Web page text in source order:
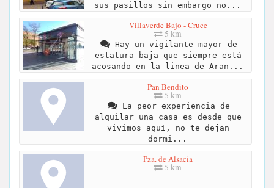
sus pasillos sin embargo no...
Villaverde Bajo - Cruce
5 km
Hay un vigilante mayor de
estatura baja que siempre está
acosando en la linea de Aran...
Pan Bendito
5 km
La peor experiencia de
alquilar una casa es desde que
vivimos aquí, no te dejan
dormi...
Pza. de Alsacia
5 km